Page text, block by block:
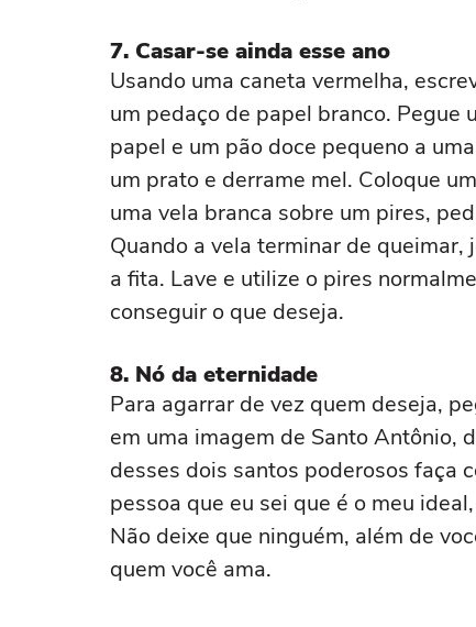
7. Casar-se ainda esse ano
Usando uma caneta vermelha,
um pedaço de papel branco. Pegue
papel e um pão doce pequeno a
um prato e derrame mel. Coloque
uma vela branca sobre um pires,
Quando a vela terminar de
a fita. Lave e utilize o pires
conseguir o que deseja.
8. Nó da eternidade
Para agarrar de vez quem deseja,
em uma imagem de Santo Antônio,
desses dois santos poderosos faça
pessoa que eu sei que é o meu
Não deixe que ninguém, além de
quem você ama.